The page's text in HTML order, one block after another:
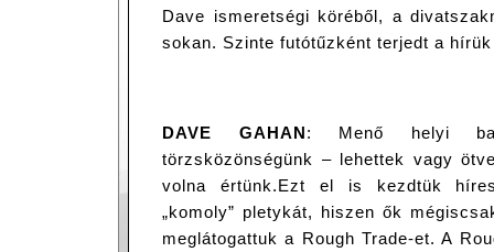
Dave ismeretségi köréből, a
sokan. Szinte futótűzként terjedt a
DAVE GAHAN : Menő helyi
törzsközönségünk – lehettek vagy
volna értünk.Ezt el is kezdtük
„komoly” pletykát, hiszen ők
meglátogattuk a Rough Trade-et. A